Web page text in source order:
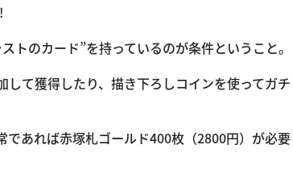
トのカード”を持っているのが条件ということ。
て獲得したり、描き下ろしコインを使ってガチ
あれば赤塚札ゴールド400枚（2800円）が必要